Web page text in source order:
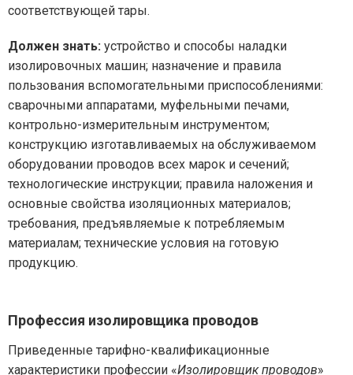
соответствующей тары.
Должен знать: устройство и способы наладки
изолировочных машин; назначение и правила
пользования вспомогательными приспособлениями:
сварочными аппаратами, муфельными печами,
контрольно-измерительным инструментом;
конструкцию изготавливаемых на обслуживаемом
оборудовании проводов всех марок и сечений;
технологические инструкции; правила наложения и
основные свойства изоляционных материалов;
требования, предъявляемые к потребляемым
материалам; технические условия на готовую
продукцию.
Профессия изолировщика проводов
Приведенные тарифно-квалификационные
характеристики профессии «Изолировщик проводов»